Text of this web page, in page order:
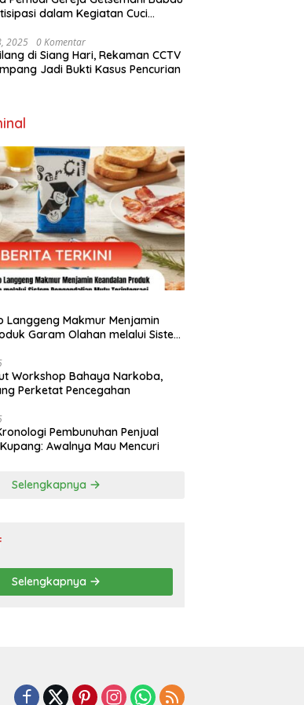
Sebelas Standar
Publik, Ini Tujuannya
dalam Kegiatan Cuci
untuk Menyukseskan Kegiatan
2025 0 Komentar
di Siang Hari, Rekaman CCTV
Jadi Bukti Kasus Pencurian
Langgeng Makmur Menjamin
Garam Olahan melalui Sistem
Workshop Bahaya Narkoba,
Perketat Pencegahan
Pembunuhan Penjual
Awalnya Mau Mencuri
Selengkapnya
Selengkapnya